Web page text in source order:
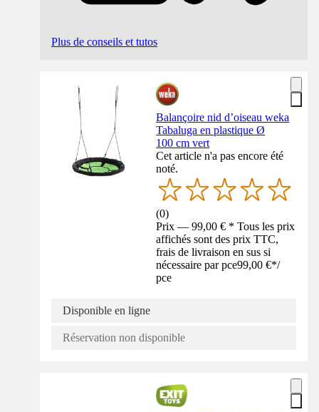
Plus de conseils et tutos
Balançoire nid d’oiseau weka
Tabaluga en plastique Ø
100 cm vert
Cet article n'a pas encore été
noté.
(0)
Prix — 99,00 € * Tous les prix
affichés sont des prix TTC,
frais de livraison en sus si
nécessaire par pce99,00 €*/
pce
Disponible en ligne
Réservation non disponible